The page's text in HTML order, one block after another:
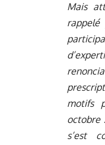
Mais
motifs
octobre
s’est